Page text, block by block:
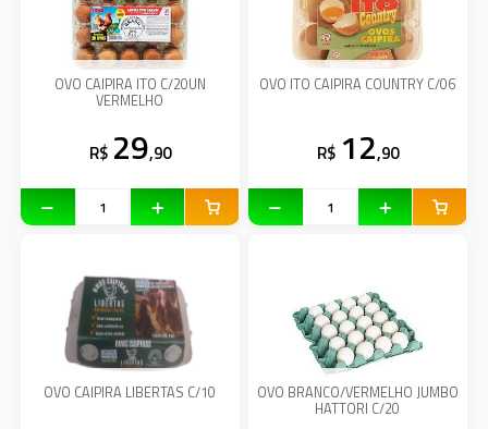
OVO CAIPIRA ITO C/20UN
VERMELHO
R$ 29,90
OVO ITO CAIPIRA COUNTRY C/06
R$ 12,90
OVO CAIPIRA LIBERTAS C/10 OVO BRANCO/VERMELHO JUMBO
HATTORI C/20